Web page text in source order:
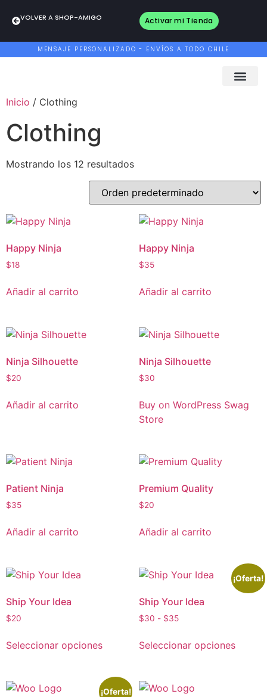
VOLVER A SHOP-AMIGO Activar mi Tienda
MENSAJE PERSONALIZADO - ENVÍOS A TODO CHILE
Inicio / Clothing
Clothing
Mostrando los 12 resultados
Happy Ninja
$18
Añadir al carrito
Happy Ninja
$35
Añadir al carrito
Ninja Silhouette
$20
Añadir al carrito
Ninja Silhouette
$30
Buy on WordPress Swag
Store
Patient Ninja
$35
Añadir al carrito
Premium Quality
$20
Añadir al carrito
Ship Your Idea
$20
Seleccionar opciones
¡Oferta!
Ship Your Idea
$30 - $35
Seleccionar opciones
¡Oferta!